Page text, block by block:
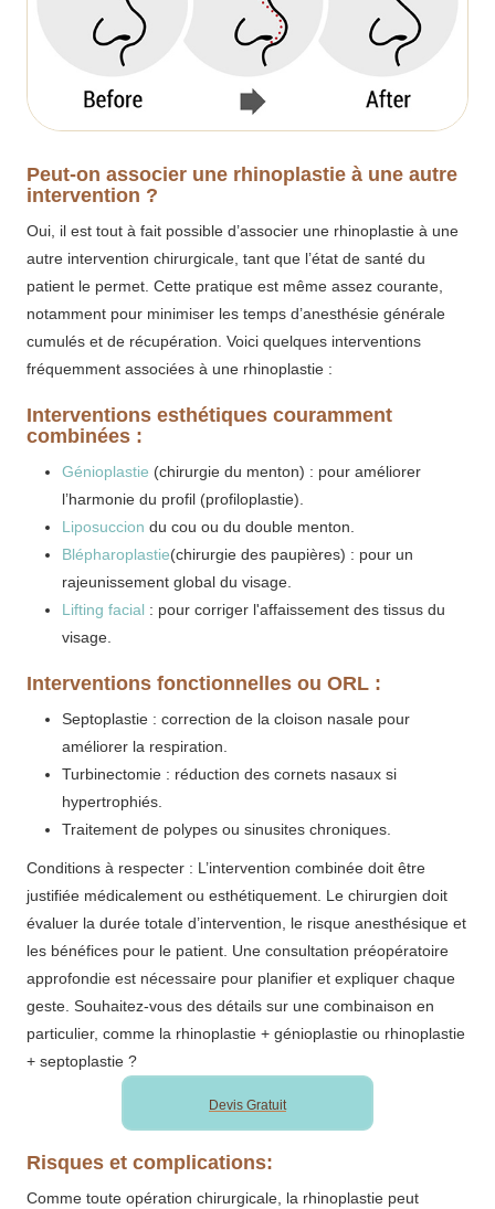
Peut-on associer une rhinoplastie à une autre
intervention ?
Oui, il est tout à fait possible d’associer une rhinoplastie à une
autre intervention chirurgicale, tant que l’état de santé du
patient le permet. Cette pratique est même assez courante,
notamment pour minimiser les temps d’anesthésie générale
cumulés et de récupération. Voici quelques interventions
fréquemment associées à une rhinoplastie :
Interventions esthétiques couramment
combinées :
Génioplastie (chirurgie du menton) : pour améliorer
l’harmonie du profil (profiloplastie).
Liposuccion du cou ou du double menton.
Blépharoplastie(chirurgie des paupières) : pour un
rajeunissement global du visage.
Lifting facial : pour corriger l'affaissement des tissus du
visage.
Interventions fonctionnelles ou ORL :
Septoplastie : correction de la cloison nasale pour
améliorer la respiration.
Turbinectomie : réduction des cornets nasaux si
hypertrophiés.
Traitement de polypes ou sinusites chroniques.
Conditions à respecter : L’intervention combinée doit être
justifiée médicalement ou esthétiquement. Le chirurgien doit
évaluer la durée totale d’intervention, le risque anesthésique et
les bénéfices pour le patient. Une consultation préopératoire
approfondie est nécessaire pour planifier et expliquer chaque
geste. Souhaitez-vous des détails sur une combinaison en
particulier, comme la rhinoplastie + génioplastie ou rhinoplastie
+ septoplastie ?
Devis Gratuit
Risques et complications:
Comme toute opération chirurgicale, la rhinoplastie peut